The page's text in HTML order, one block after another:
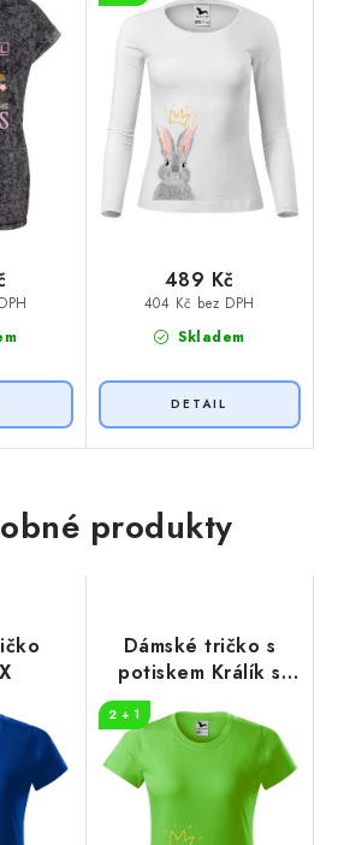
Skladem
404 Kč bez DPH
489 Kč
produkty
Dámské tričko s
potiskem Králík s
2 + 1